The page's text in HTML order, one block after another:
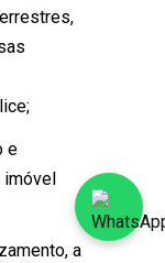
e
imóvel
a